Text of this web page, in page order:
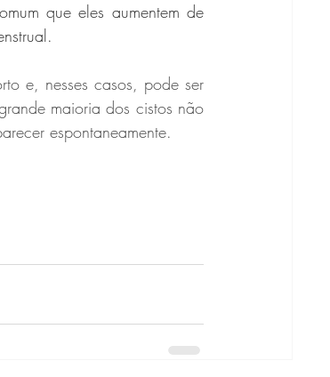
que eles aumentem de
maioria dos cistos não
espontaneamente.